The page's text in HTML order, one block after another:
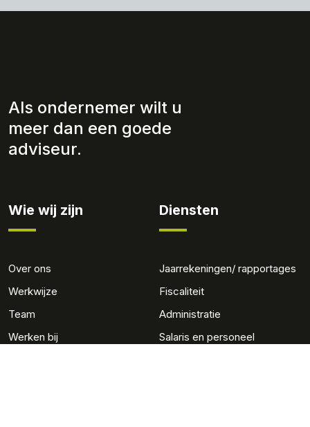
Als ondernemer wilt u
meer dan een goede
adviseur.
Wie wij zijn
Over ons
Werkwijze
Team
Werken bij
Diensten
Jaarrekeningen/ rapportages
Fiscaliteit
Administratie
Salaris en personeel